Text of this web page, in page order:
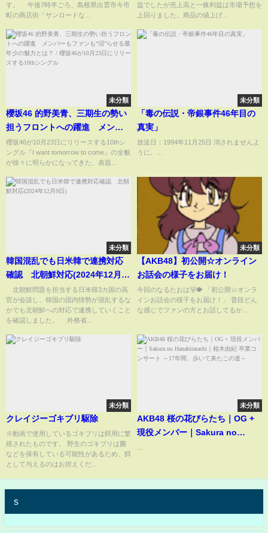
す。 午後7時半ごろ、島根県出雲市今市
町の商店街「サンロードな...
益でしたが売上高と一株利益は市場予想を
上回りました。商品の値上げ...
未分類
櫻坂46 的野美青、三期生の勢い
担うフロントへの躍進 メンバ
ーもファンも“沼”らせる最年少
の魅力とは？ / 櫻坂46が10月23
日にリリースする10thシングル
櫻坂46が10月23日にリリースする10thシ
ングル『I want tomorrow to come』の全貌
が徐々に明らかになってきた。表題...
未分類
「毒の伝説・帝銀事件46年目の
真実」
放送日：1994年11月25日 消されませんよ
うに。...
未分類
韓国混乱でも日米韓で連携対応
確認 北朝鮮対応(2024年12月9
日)
北朝鮮問題を担当する日米韓3カ国の高
官が会談し、韓国の国内情勢が混乱するな
かでも北朝鮮への対応で連携していくこと
を確認しました。 外務省...
未分類
【AKB48】初公開☆オンライン
お話会の様子をお届け！
今回のなるたおは🐻🐡 「初公開☆オンラ
インお話会の様子をお届け！」 普段どん
な感じでファンの方とお話してるか...
未分類
クレイジーゴキブリ駆除
※動画で使用しているゴキブリは餌用に繁
殖されたものです。 野生のゴキブリは菌
などを保有している可能性があるため、餌
として与えるのはお控えくだ...
未分類
AKB48 桜の花びらたち｜OG +
現役メンバー｜Sakura no
s